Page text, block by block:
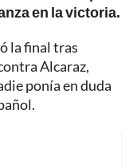
en la victoria.
la final tras
Alcaraz,
ponía en duda